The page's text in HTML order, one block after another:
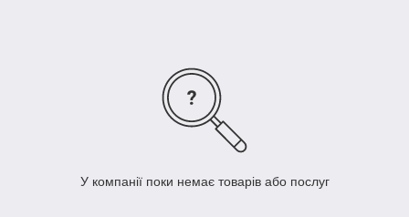
У компанії поки немає товарів або послуг